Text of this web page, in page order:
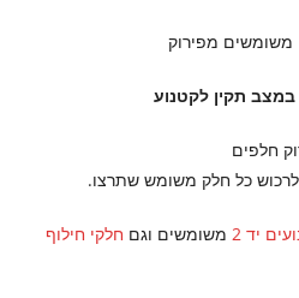
תקין לקטנוע
כל חלק משומש שתרצו.
יד 2 משומשים וגםחלקי חילוף